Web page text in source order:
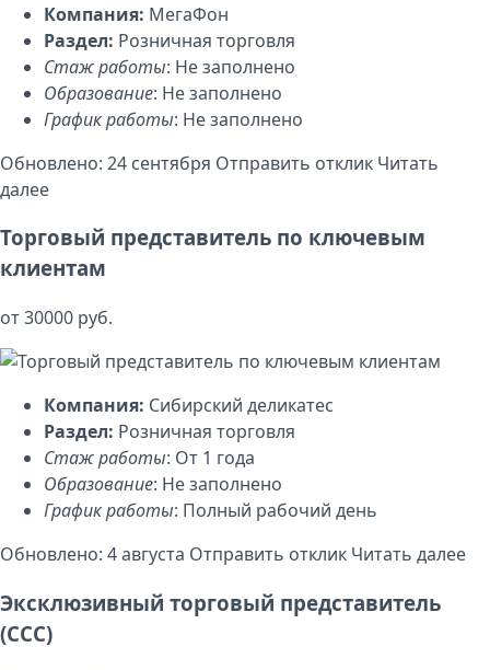
Компания: МегаФон
Раздел: Розничная торговля
Стаж работы: Не заполнено
Образование: Не заполнено
График работы: Не заполнено
Обновлено: 24 сентября Отправить отклик Читать
далее
Торговый представитель по ключевым
клиентам
от 30000 руб.
Компания: Сибирский деликатес
Раздел: Розничная торговля
Стаж работы: От 1 года
Образование: Не заполнено
График работы: Полный рабочий день
Обновлено: 4 августа Отправить отклик Читать далее
Эксклюзивный торговый представитель
(ССС)